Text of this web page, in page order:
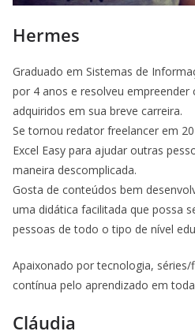
Hermes
Graduado em Sistemas de
por 4 anos e resolveu
adquiridos em sua breve carreira.
Se tornou redator freelancer em
Excel Easy para ajudar outras
maneira descomplicada.
Gosta de conteúdos bem
uma didática facilitada que possa
pessoas de todo o tipo de nível
Apaixonado por tecnologia,
contínua pelo aprendizado em
Cláudia